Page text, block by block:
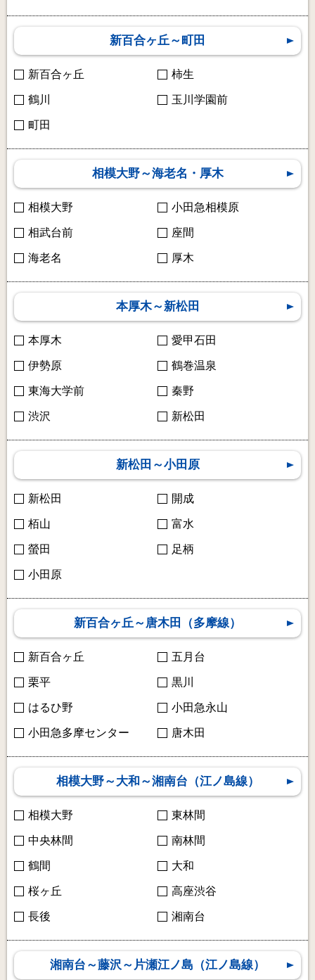
新百合ヶ丘～町田
新百合ヶ丘 柿生
鶴川 玉川学園前
町田
相模大野～海老名・厚木
相模大野 小田急相模原
相武台前 座間
海老名 厚木
本厚木～新松田
本厚木 愛甲石田
伊勢原 鶴巻温泉
東海大学前 秦野
渋沢 新松田
新松田～小田原
新松田 開成
栢山 富水
螢田 足柄
小田原
新百合ヶ丘～唐木田（多摩線）
新百合ヶ丘 五月台
栗平 黒川
はるひ野 小田急永山
小田急多摩センター 唐木田
相模大野～大和～湘南台（江ノ島線）
相模大野 東林間
中央林間 南林間
鶴間 大和
桜ヶ丘 高座渋谷
長後 湘南台
湘南台～藤沢～片瀬江ノ島（江ノ島線）